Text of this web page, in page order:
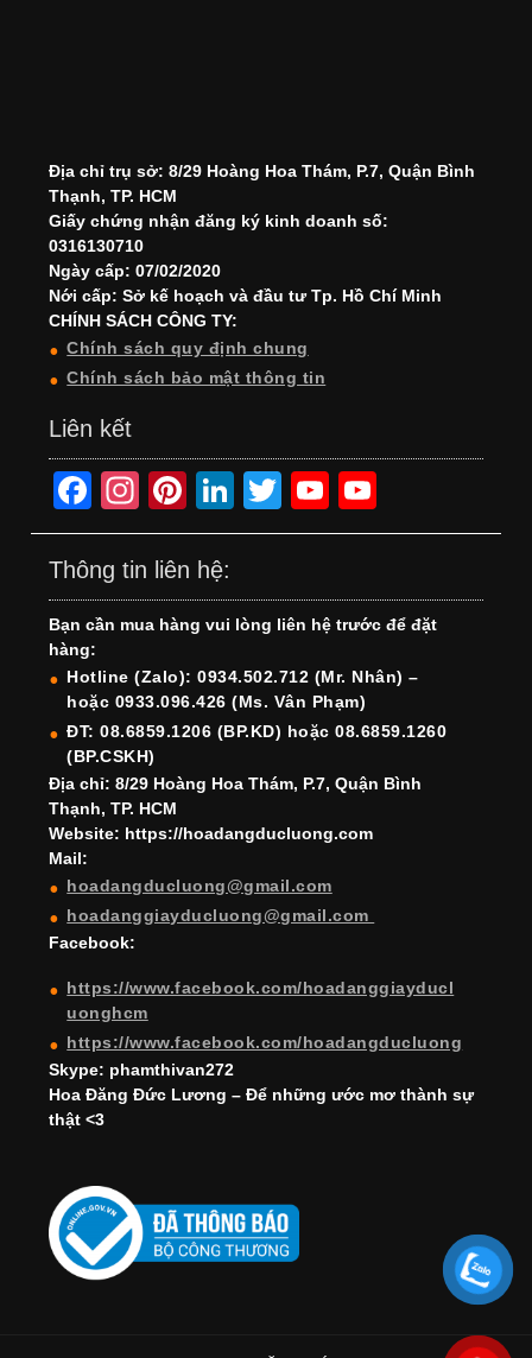
Địa chỉ trụ sở: 8/29 Hoàng Hoa Thám, P.7, Quận Bình
Thạnh, TP. HCM
Giấy chứng nhận đăng ký kinh doanh số:
0316130710
Ngày cấp: 07/02/2020
Nới cấp: Sở kế hoạch và đầu tư Tp. Hồ Chí Minh
CHÍNH SÁCH CÔNG TY:
Chính sách quy định chung
Chính sách bảo mật thông tin
Liên kết
F
a
c
e
b
o
o
k
In
st
a
gr
a
m
Pi
nt
er
e
st
Li
n
e
dI
n
T
wi
er
Y
o
T
u
b
e
o
T
u
b
e
h
Thông tin liên hệ:
Bạn cần mua hàng vui lòng liên hệ trước để đặt
hàng:
Hotline (Zalo): 0934.502.712 (Mr. Nhân) –
hoặc 0933.096.426 (Ms. Vân Phạm)
ĐT: 08.6859.1206 (BP.KD) hoặc 08.6859.1260
(BP.CSKH)
Địa chỉ: 8/29 Hoàng Hoa Thám, P.7, Quận Bình
Thạnh, TP. HCM
Website: https://hoadangducluong.com
Mail:
hoadangducluong@gmail.com
hoadanggiayducluong@gmail.com
Facebook:
https://www.facebook.com/hoadanggiayducl
uonghcm
https://www.facebook.com/hoadangducluong
Skype: phamthivan272
Hoa Đăng Đức Lương – Để những ước mơ thành sự
thật <3